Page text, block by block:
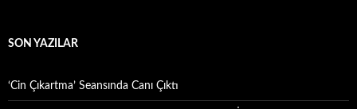
SON YAZILAR
‘Cin Çıkartma’ Seansında Canı Çıktı